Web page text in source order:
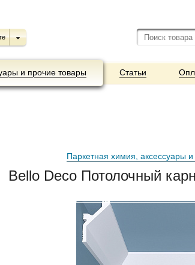
и прочие товары Статьи
Паркетная химия, аксессуары
Bello Deco Потолочный